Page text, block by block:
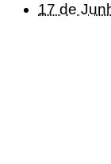
17 de